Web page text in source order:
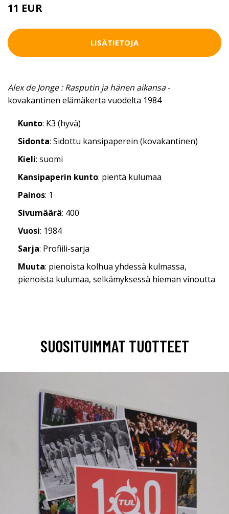
11 EUR
LISÄTIETOJA
Alex de Jonge : Rasputin ja hänen aikansa-
kovakantinen elämäkerta vuodelta 1984
Kunto: K3 (hyvä)
Sidonta: Sidottu kansipaperein (kovakantinen)
Kieli: suomi
Kansipaperin kunto: pientä kulumaa
Painos: 1
Sivumäärä: 400
Vuosi: 1984
Sarja: Profiili-sarja
Muuta: pienoista kolhua yhdessä kulmassa,
pienoista kulumaa, selkämyksessä hieman vinoutta
SUOSITUIMMAT TUOTTEET